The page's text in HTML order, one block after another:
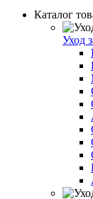
Каталог
Уход